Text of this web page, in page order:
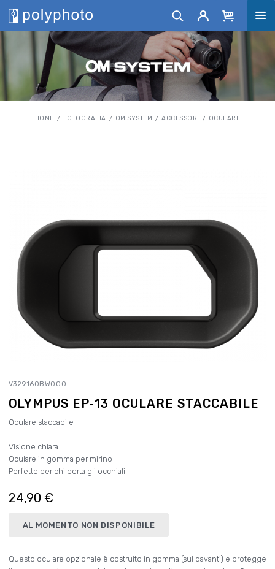
HOME FOTOGRAFIA OM SYSTEM ACCESSORI OCULARE
V329160BW000
OLYMPUS EP‑13 OCULARE STACCABILE
Oculare staccabile
Visione chiara
Oculare in gomma per mirino
Perfetto per chi porta gli occhiali
24,90 €
AL MOMENTO NON DISPONIBILE
Questo oculare opzionale è costruito in gomma (sul davanti) e protegge